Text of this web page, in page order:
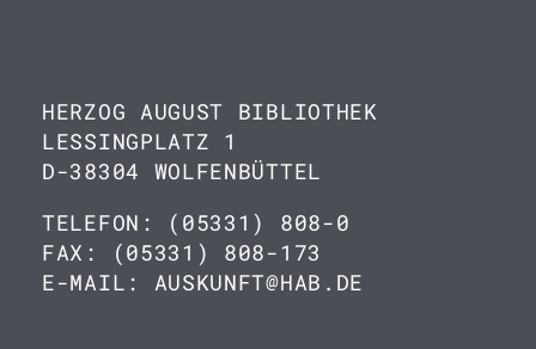
HERZOG AUGUST BIBLIOTHEK
LESSINGPLATZ 1
D-38304 WOLFENBÜTTEL
TELEFON: (05331) 808-0
FAX: (05331) 808-173
E-MAIL: AUSKUNFT@HAB.DE